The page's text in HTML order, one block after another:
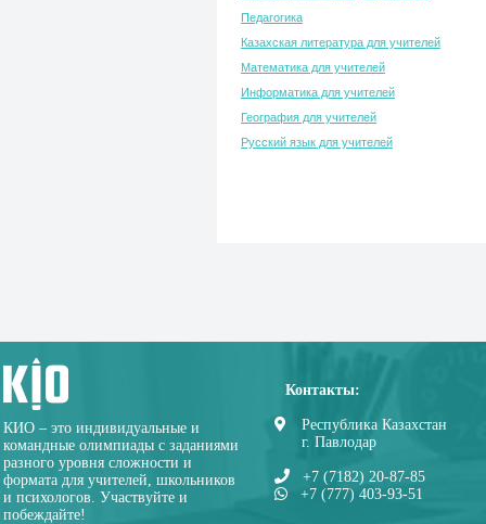
Педагогика
Казахская литература для учителей
Математика для учителей
Информатика для учителей
География для учителей
Русский язык для учителей
КИО – это индивидуальные и
командные олимпиады с заданиями
разного уровня сложности и
формата для учителей, школьников
и психологов. Участвуйте и
побеждайте!
Контакты:
Республика Казахстан
г. Павлодар
+7 (7182) 20-87-85
+7 (777) 403-93-51